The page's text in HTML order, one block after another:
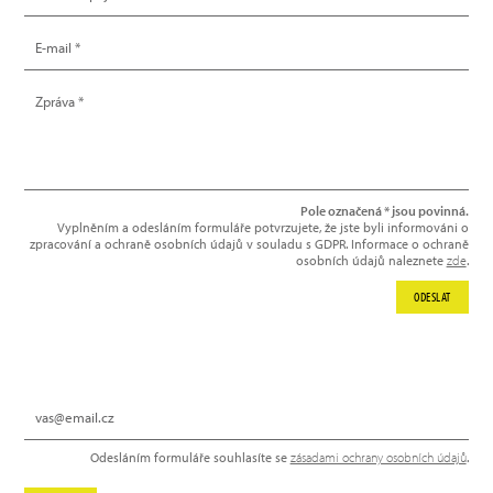
Odesláním formuláře souhlasíte se zásadami ochrany osobních údajů.
Pole označená * jsou povinná.
Vyplněním a odesláním formuláře potvrzujete, že jste byli informováni o
zpracování a ochraně osobních údajů v souladu s GDPR. Informace o ochraně
osobních údajů naleznete zde.
ODESLAT